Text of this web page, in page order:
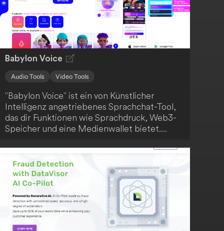
Babylon Voice
Audio Tools Video Tools
"Babylon Voice" ist ein von Künstlicher
Intelligenz angetriebenes Sprachchat-Tool,
das dir Funktionen wie Sprachdruck, Web3-
Speicher und eine Medienwallet bietet.
Texte, hochgeladene Dateien und Videos von
verschiedenen Plattformen zu diskutieren. So
erweiterst du die Interaktionsmöglichkeiten
zwischen dir und Künstlicher Intelligenz.